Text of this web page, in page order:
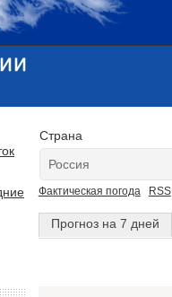
Страна
Фактическая погода RSS
Прогноз на 7 дней